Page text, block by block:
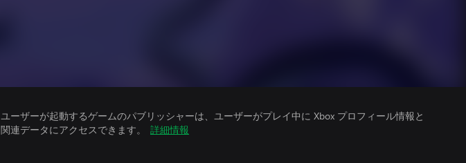
ユーザーが起動するゲームのパブリッシャーは、ユーザーがプレイ中に Xbox プロフィール情報と
関連データにアクセスできます。
詳細情報